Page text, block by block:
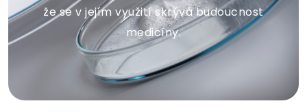
že se v jejím využití skrývá budoucnost
medicíny.